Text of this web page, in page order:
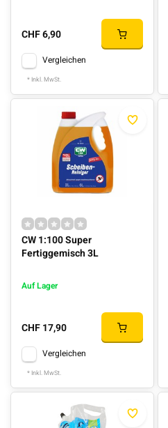
CHF 6,90
Vergleichen
* Inkl. MwSt.
CW 1:100 Super
Fertiggemisch 3L
Auf Lager
CHF 17,90
Vergleichen
* Inkl. MwSt.